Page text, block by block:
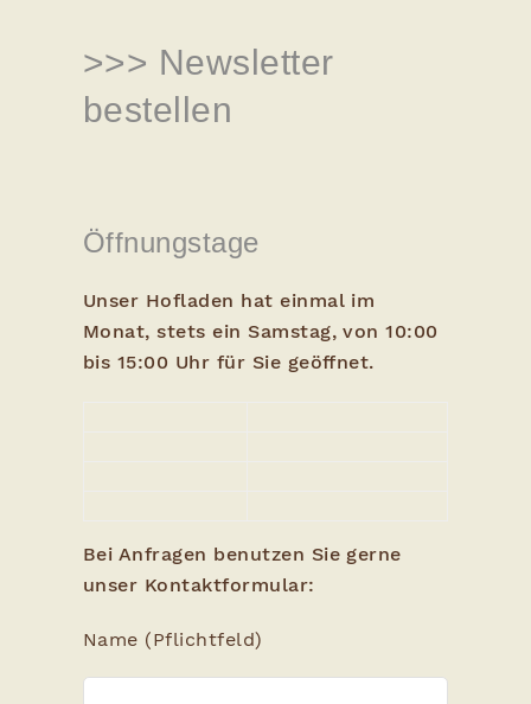
>>> Newsletter
bestellen
Öffnungstage
Unser Hofladen hat einmal im
Monat, stets ein Samstag, von 10:00
bis 15:00 Uhr für Sie geöffnet.
Bei Anfragen benutzen Sie gerne
unser Kontaktformular:
Name (Pflichtfeld)